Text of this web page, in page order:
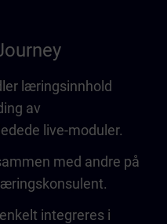
læringsinnhold
av
live-moduler.
med andre på
integreres i